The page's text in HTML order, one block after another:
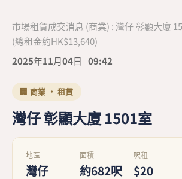
市場租賃成交消息 (商業) : 灣仔 彰顯大廈
(總租金約HK$13,640)
2025年11月04日 09:42
🏢 商業 · 租賃
灣仔 彰顯大廈 1501室
地區
灣仔
面積
約682呎
呎租
$20